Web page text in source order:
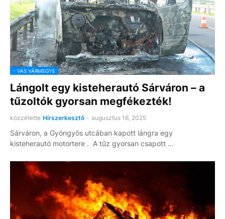
- VAS VÁRMEGYE
Lángolt egy kisteherautó Sárváron – a
tűzoltók gyorsan megfékezték!
közzétette Hírszerkesztő - augusztus 16, 2025
Sárváron, a Gyöngyös utcában kapott lángra egy
kisteherautó motortere . A tűz gyorsan csapott …